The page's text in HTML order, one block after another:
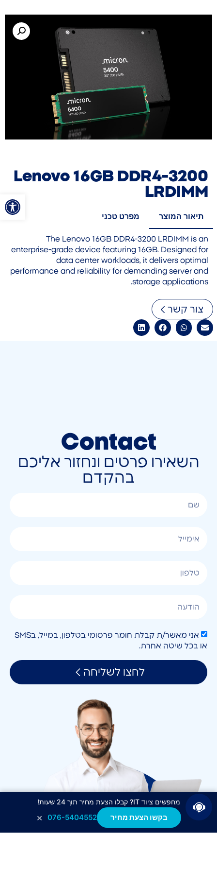
פתח
Lenovo 16GB DDR4-3200
LRDIMM
תיאור המוצר מפרט טכני
The Lenovo 16GB DDR4-3200 LRDIMM is an
enterprise-grade device featuring 16GB. Designed for
data center workloads, it delivers optimal
performance and reliability for demanding server and
storage applications.
צור קשר
Contact
השאירו פרטים ונחזור אליכם
בהקדם
אני מאשר/ת קבלת חומר פרסומי בטלפון, במייל, בSMS
או בכל שיטה אחרת.
לחצו לשליחה
מחפשים ציוד IT? קבלו הצעת מחיר תוך 24 שעות!
בקשו הצעת מחיר 076-5404552
×